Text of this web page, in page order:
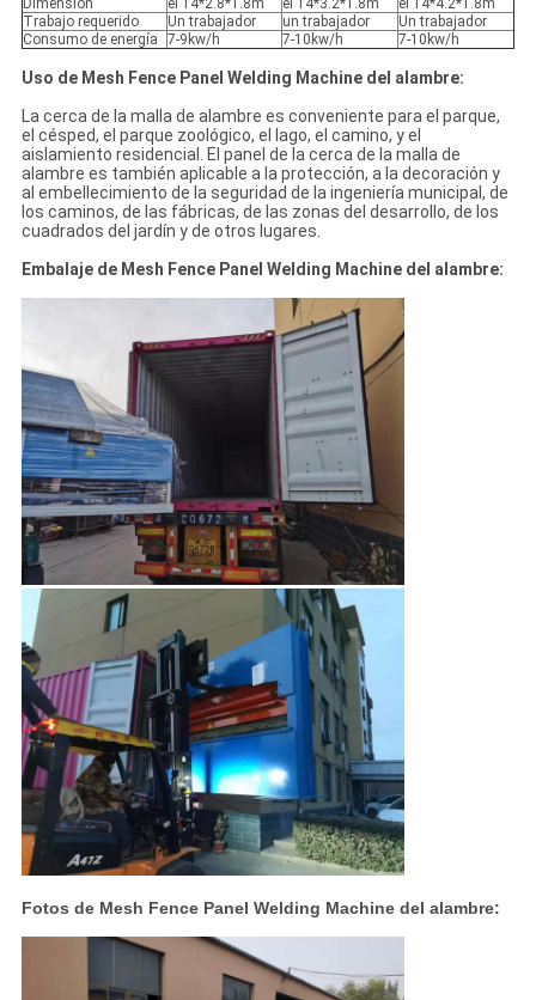
Dimensión el 14*2.8*1.8m el 14*3.2*1.8m
el 14*4.2*1.8m
Trabajo requerido
Un trabajador un trabajador
Un trabajador
Consumo de energía
7-9kw/h 7-10kw/h 7-10kw/h
Uso de Mesh Fence Panel Welding Machine del alambre:
La cerca de la malla de alambre es conveniente para el parque,
el césped, el parque zoológico, el lago, el camino, y el
aislamiento residencial. El panel de la cerca de la malla de
alambre es también aplicable a la protección, a la decoración y
al embellecimiento de la seguridad de la ingeniería municipal, de
los caminos, de las fábricas, de las zonas del desarrollo, de los
cuadrados del jardín y de otros lugares.
Embalaje de Mesh Fence Panel Welding Machine del alambre:
Fotos de Mesh Fence Panel Welding Machine del alambre: